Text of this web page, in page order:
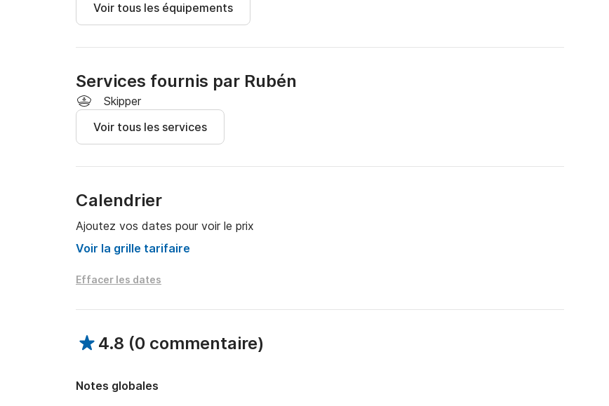
Voir tous les équipements
Services fournis par Rubén
Skipper
Voir tous les services
Calendrier
Ajoutez vos dates pour voir le prix
Voir la grille tarifaire
Effacer les dates
4.8 (0 commentaire)
Notes globales